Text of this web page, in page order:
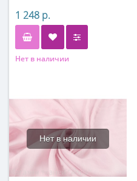
1 248 р.
Нет в наличии
Нет в наличии